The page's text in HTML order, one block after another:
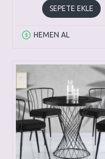
SEPETE EKLE
HEMEN AL